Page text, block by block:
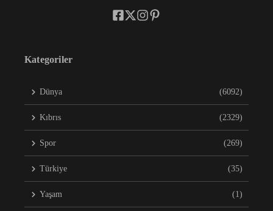
Kategoriler
Dünya (6092)
Kıbrıs (2329)
Spor (269)
Türkiye (35)
Yaşam (1)